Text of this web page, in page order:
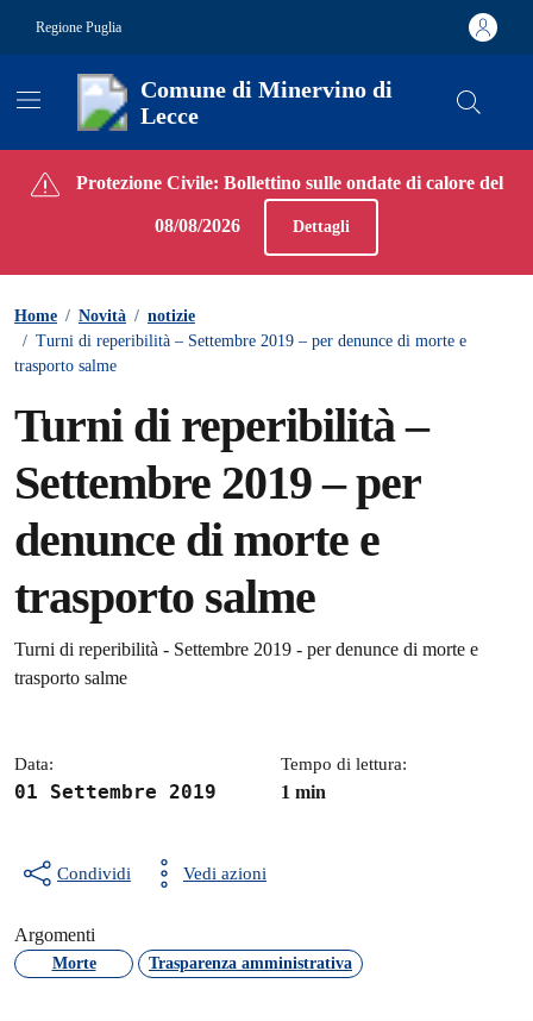
Regione Puglia
Comune di Minervino di
Lecce
Contenuti in evidenza
Protezione Civile: Bollettino sulle ondate di calore del
08/08/2026 Dettagli
Home / Novità / notizie
/ Turni di reperibilità – Settembre 2019 – per denunce di morte e
trasporto salme
Turni di reperibilità –
Settembre 2019 – per
denunce di morte e
trasporto salme
Dettagli della notizia
Turni di reperibilità - Settembre 2019 - per denunce di morte e
trasporto salme
Data:
01 Settembre 2019
Tempo di lettura:
1 min
Condividi Vedi azioni
Argomenti
Morte Trasparenza amministrativa